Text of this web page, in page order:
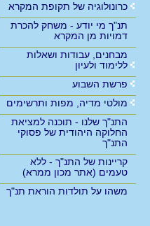
כרונולוגיה של תקופת המקרא
תנ"ך מי יודע - משחק להכרת
דמויות מן המקרא
מבחנים, עבודות ושאלות
ללימוד ולעיון
פרשת השבוע
מולטי מדיה, מפות ותרשימים
התנ"ך שלנו - תוכנה למציאת
החלוקה היהודית של פסוקי
התנ"ך
קריינות של התנ"ך - ללא
טעמים (אתר מכון ממרא)
משהו על תולדות הוראת תנ"ך